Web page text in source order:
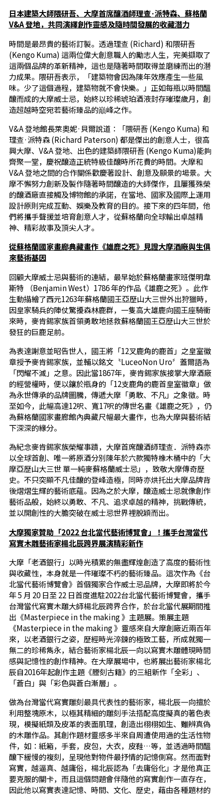
日本建築大師隈研吾、大摩首席釀酒師理查·派特森、蘇格蘭
V&A登地，共同演繹創作靈感及隨時間發展的收藏潛力
時間是最昂貴的藝術訂製。透過理查 (Richard) 和隈研吾
(Kengo Kuma) 這兩位偉大創意職人的勵志人生，完美擷取了
這兩個品牌的革新精神，這也是隨著時間取得並磨練而出的潛
力成果。隈研吾表示，「建築物會因為陳年效應產生一些風
味。少了這個過程，建築物就不會快樂。」正如每瓶以時間醞
釀而成的大摩威士忌，始終以珍稀琥珀酒液封存璀璨歲月，創
造超越時空宛若藝術臻品的巔峰之作。
V&A 登地館長萊奧妮·貝爾說道：「隈研吾 (Kengo Kuma) 和
理查·派特森 (Richard Paterson) 都是傑出的創意人士，很高
興大摩、V&A 登地、出色的建築師隈研吾 (Kengo Kuma)能夠
齊聚一堂，慶祝釀造正統特級佳釀時所花費的時間。大摩和
V&A 登地之間的合作關係歡慶著設計、創意及願景的場景。大
摩不懈努力創新及製作隨著時間釀造的大師傑作，且屢獲殊榮
的釀酒廠直接觸及博物館的承諾，在當地、國家及國際上運用
設計原則完成互動、娛樂及教育的目的。接下來的四年間，他
們將攜手聲援並培育創意人才，從蘇格蘭向全球輸出卓越精
神、精彩故事及頂尖人才。
從蘇格蘭國家畫廊典藏畫作《雄鹿之死》見證大摩酒廠與生俱
來藝術基因
回顧大摩威士忌與藝術的連結，最早始於蘇格蘭畫家班傑明韋
斯特 （Benjamin West）1786 年的作品《雄鹿之死》。此作
生動描繪了西元1263年蘇格蘭國王亞歷山大三世外出狩獵時，
因皇家騎兵的陣仗驚擾森林鹿群，一隻高大雄鹿向國王座騎衝
來時，麥肯錫家族首領勇敢地拯救蘇格蘭國王亞歷山大三世於
發狂的巨鹿足前。
為表達謝意並昭告世人，國王將「12叉鹿角的鹿首」之皇室徽
章授予麥肯錫家族，並輔以銘文〝LuceoNon Uro〞蓋爾語為
「閃耀不滅」之意。因此當1867年，麥肯錫家族接掌大摩酒廠
的經營權時，便以鑲於瓶身的「12支鹿角的鹿首皇室徽章」做
為永世傳承的品牌圖騰，傳遞大摩「勇敢、不凡」之象徵。時
至如今，此幅高達12呎、寬17呎的傳世名畫《雄鹿之死》，仍
為蘇格蘭國家畫廊館內典藏尺幅最大畫作，也為大摩與藝術結
下深深的緣分。
為紀念麥肯錫家族榮耀事蹟，大摩首席釀酒師理查．派特森亦
以全球首創、唯一將原酒分別陳年於六款獨特橡木桶中的「大
摩亞歷山大三世 單一純麥蘇格蘭威士忌」，致敬大摩傳奇歷
史。不只突顯不凡佳釀的登峰造極，同時亦烘托出大摩品牌背
後熠熠生輝的藝術底蘊。因為之於大摩，釀造威士忌就像創作
藝術品般，始終以勇敢、不凡、追求卓越的精神，挑戰傳統，
並以開創性的大膽突破在威士忌世界裡脫穎而出。
大摩獨家贊助「2022台北當代藝術博覽會」！攜手台灣當代
寫實木雕藝術家楊北辰跨界展演精彩新作
大摩「老酒銀行」以時光積累的無盡輝煌創造了高度的藝術性
與收藏性，本身就是一件璀璨不朽的藝術臻品。這次作為《台
北當代藝術博覽會》首個獨家合作威士忌品牌，大摩即將於今
年 5 月 20 日至 22 日首度進駐2022台北當代藝術博覽會，攜手
台灣當代寫實木雕大師楊北辰跨界合作，於台北當代展期間推
出《Masterpiece in the making 》主題展。策展主題
《Masterpiece in the making 》靈感來自大摩創廠近兩百年
來，以老酒銀行之姿，歷經時光淬鍊的極致工藝，所成就獨一
無二的珍稀雋永，結合藝術家楊北辰一向以寫實木雕體現時間
感與記憶性的創作精神。在大摩展場中，也將展出藝術家楊北
辰自2016年起創作主題《謄刻古籍》的三組新作「全彩」、
「蒼白」與「彩色與蒼白漸層」。
做為台灣當代寫實雕刻最具代表性的藝術家，楊北辰一向擅於
利用整塊原木，以極其精細的雕刻手法搭配高度擬真的著色表
現，模擬紙類及皮革的表面肌理，創造出栩栩如生、難辨真偽
的木雕作品。其創作題材靈感多半來自周遭使用過的生活性物
件，如：紙箱，手套，皮包，大衣，皮鞋…等，並透過時間醞
釀下緩慢的複刻，呈現他對物件最抒情的記憶側寫。然而面對
寫實，越逼真、越庸俗，楊北辰認為「去庸俗化」才是他真正
要克服的關卡，而且這個問題會伴隨他的寫實創作一直存在，
因此他以寫實表達記憶、時間、文化、歷史，藉由各種題材的